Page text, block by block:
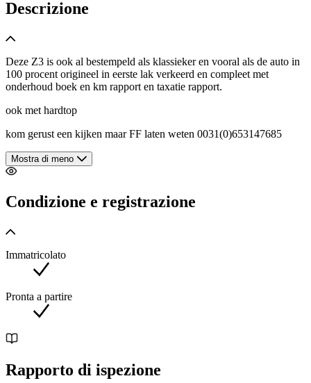
Descrizione
Deze Z3 is ook al bestempeld als klassieker en vooral als de auto in
100 procent origineel in eerste lak verkeerd en compleet met
onderhoud boek en km rapport en taxatie rapport.
ook met hardtop
kom gerust een kijken maar FF laten weten 0031(0)653147685
Mostra di meno
Condizione e registrazione
Immatricolato
Pronta a partire
Rapporto di ispezione